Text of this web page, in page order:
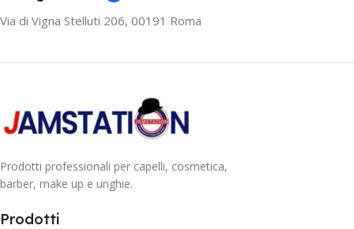
Via di Vigna Stelluti 206, 00191 Roma
Prodotti professionali per capelli, cosmetica,
barber, make up e unghie.
Prodotti